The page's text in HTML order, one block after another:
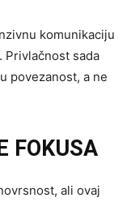
komunikaciju
Privlačnost sada
povezanost, a ne
FOKUSA
ali ovaj